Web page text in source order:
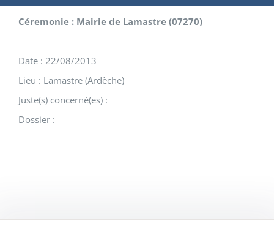
Céremonie : Mairie de Lamastre (07270)
Date : 22/08/2013
Lieu : Lamastre (Ardèche)
Juste(s) concerné(es) :
Dossier :